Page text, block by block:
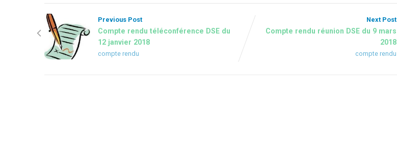
Previous Post
Compte rendu téléconférence DSE du
12 janvier 2018
compte rendu
Next Post
Compte rendu réunion DSE du 9 mars
2018
compte rendu